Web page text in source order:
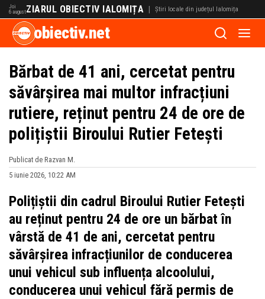
Joi
6 augustZIARUL OBIECTIV IALOMIȚA | Știri locale din județul Ialomița
obiectiv.net
Bărbat de 41 ani, cercetat pentru
săvârșirea mai multor infracțiuni
rutiere, reținut pentru 24 de ore de
polițiștii Biroului Rutier Fetești
Publicat de Razvan M.
5 iunie 2026, 10:22 AM
Polițiștii din cadrul Biroului Rutier Fetești
au reținut pentru 24 de ore un bărbat în
vârstă de 41 de ani, cercetat pentru
săvârșirea infracțiunilor de conducerea
unui vehicul sub influența alcoolului,
conducerea unui vehicul fără permis de